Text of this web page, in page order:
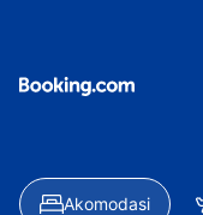
Akomodasi